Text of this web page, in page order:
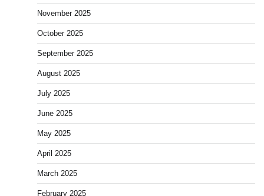
November 2025
October 2025
September 2025
August 2025
July 2025
June 2025
May 2025
April 2025
March 2025
February 2025